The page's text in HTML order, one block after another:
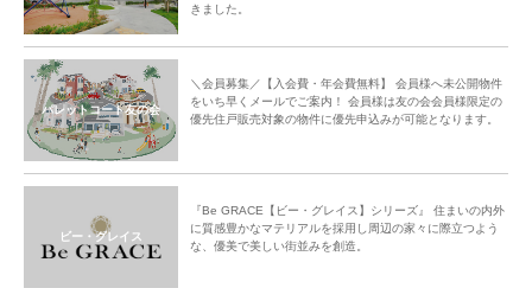
きました。
パレットコート友の会
＼会員募集／【入会費・年会費無料】 会員様へ未公開物件
をいち早くメールでご案内！ 会員様は友の会会員様限定の
優先住戸販売対象の物件に優先申込みが可能となります。
ビー・グレイス
『Be GRACE【ビー・グレイス】シリーズ』 住まいの内外
に質感豊かなマテリアルを採用し周辺の家々に際立つよう
な、優美で美しい街並みを創造。